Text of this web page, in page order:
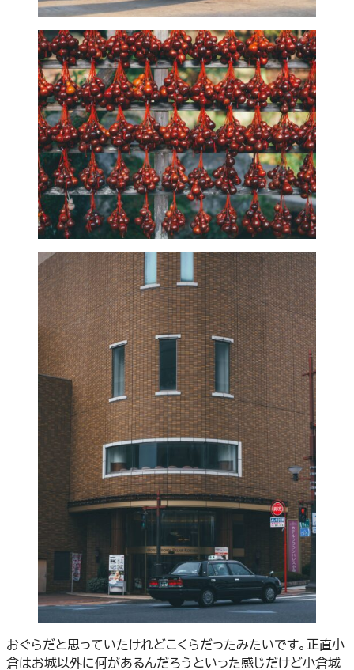
おぐらだと思っていたけれどこくらだったみたいです。正直小
倉はお城以外に何があるんだろうといった感じだけど小倉城